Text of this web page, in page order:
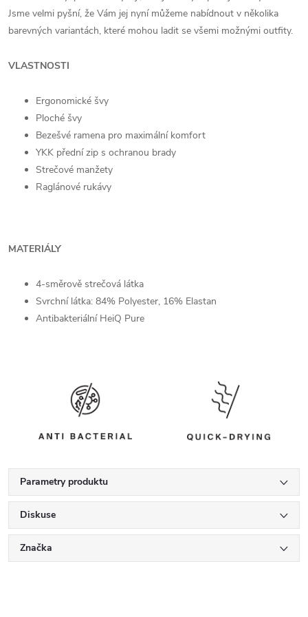
Jsme velmi pyšní, že Vám jej nyní můžeme nabídnout v několika
barevných variantách, které mohou ladit se všemi možnými outfity.
VLASTNOSTI
Ergonomické švy
Ploché švy
Bezešvé ramena pro maximální komfort
YKK přední zip s ochranou brady
Strečové manžety
Raglánové rukávy
MATERIÁLY
4-směrově strečová látka
Svrchní látka: 84% Polyester, 16% Elastan
Antibakteriální HeiQ Pure
Parametry produktu
Diskuse
Značka